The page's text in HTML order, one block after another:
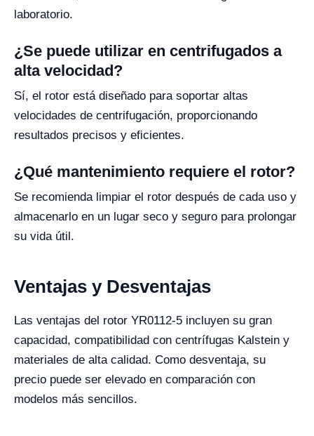
laboratorio.
¿Se puede utilizar en centrifugados a
alta velocidad?
Sí, el rotor está diseñado para soportar altas
velocidades de centrifugación, proporcionando
resultados precisos y eficientes.
¿Qué mantenimiento requiere el rotor?
Se recomienda limpiar el rotor después de cada uso y
almacenarlo en un lugar seco y seguro para prolongar
su vida útil.
Ventajas y Desventajas
Las ventajas del rotor YR0112-5 incluyen su gran
capacidad, compatibilidad con centrífugas Kalstein y
materiales de alta calidad. Como desventaja, su
precio puede ser elevado en comparación con
modelos más sencillos.